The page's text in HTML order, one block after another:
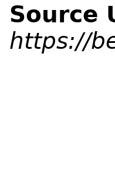
Source
https://